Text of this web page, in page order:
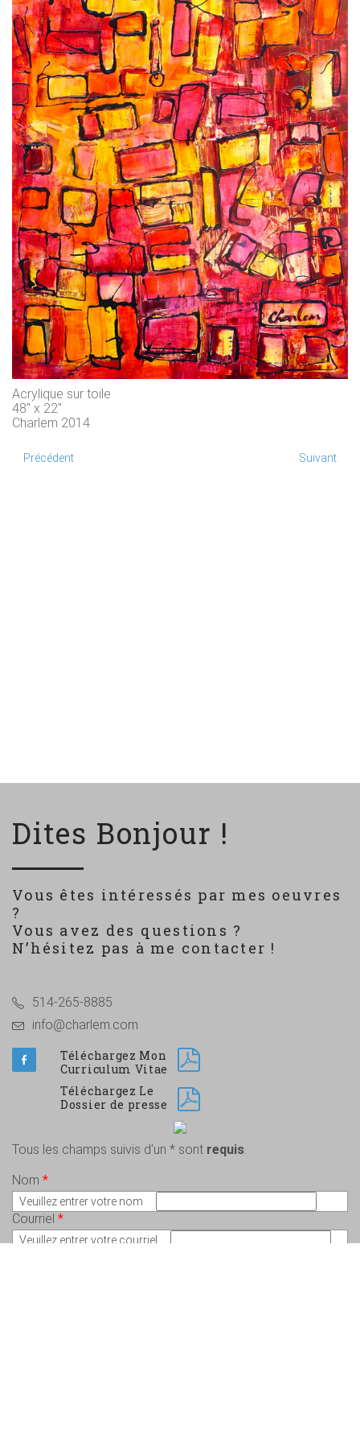
Acrylique sur toile
48" x 22"
Charlem 2014
Précédent Suivant
Dites Bonjour !
Vous êtes intéressés par mes oeuvres
?
Vous avez des questions ?
N’hésitez pas à me contacter !
514-265-8885
info@charlem.com
Téléchargez Mon
Curriculum Vitae
Téléchargez Le
Dossier de presse
Tous les champs suivis d'un * sont requis.
Nom *
Veuillez entrer votre nom
Courriel *
Veuillez entrer votre courriel